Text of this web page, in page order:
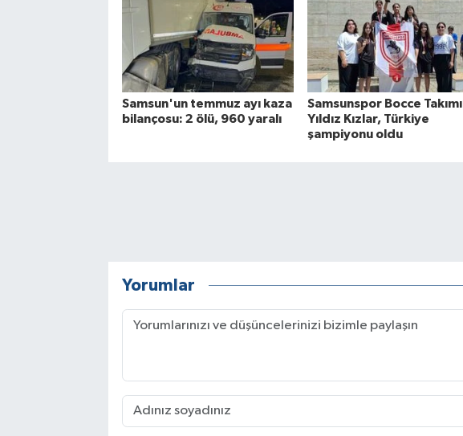
Samsun'un temmuz ayı kaza
bilançosu: 2 ölü, 960 yaralı
Samsunspor Bocce Takımı
Yıldız Kızlar, Türkiye
şampiyonu oldu
Yorumlar